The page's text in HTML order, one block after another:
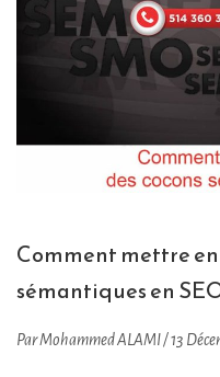
Comment mettre en
sémantiques en
Par Mohammed ALAMI / 13